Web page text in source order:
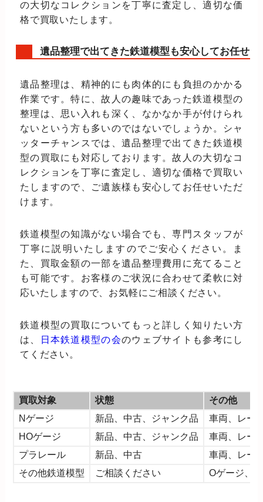
の大切なコレクションを丁寧に査定し、適切な価
格で買取いたします。
遺品整理で出てきた鉄道模型も安心してお任せ
遺品整理は、精神的にも肉体的にも負担のかかる
作業です。特に、故人の趣味であった鉄道模型の
整理は、思い入れも深く、なかなか手が付けられ
ないという方も多いのではないでしょうか。シャ
ッターチャンスでは、遺品整理で出てきた鉄道模
型の買取にも対応しております。故人の大切なコ
レクションを丁寧に査定し、適切な価格で買取い
たしますので、ご遺族様も安心してお任せいただ
けます。
鉄道模型の知識がない場合でも、専門スタッフが
丁寧に説明いたしますのでご安心ください。ま
た、買取金額の一部を遺品整理費用に充てること
も可能です。お客様のご状況に合わせて柔軟に対
応いたしますので、お気軽にご相談ください。
鉄道模型の買取についてもっと詳しく知りたい方
は、
日本鉄道模型の会のウェブサイトも参考にし
てください。
買取対象 状態
その他
Nゲージ
新品、中古、ジャンク品
車両、レー
HOゲージ
新品、中古、ジャンク品
車両、レー
プラレール
新品、中古
車両、レー
その他鉄道模型
ご相談ください Oゲージ、Z